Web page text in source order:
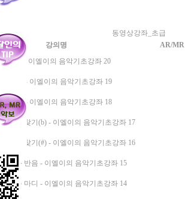
지)
동영상강좌_초급
강의명
AR/MR
스케일 - 이엘이의 음악기초강좌 20
종합(b) - 이엘이의 음악기초강좌 19
합(#) - 이엘이의 음악기초강좌 18
으뜸음 찾기(b) - 이엘이의 음악기초강좌 17
으뜸음 찾기(#) - 이엘이의 음악기초강좌 16
온음과 반음 - 이엘이의 음악기초강좌 15
못갖춘 마디 - 이엘이의 음악기초강좌 14